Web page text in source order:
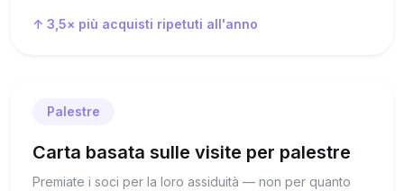
↑ 3,5× più acquisti ripetuti all'anno
Palestre
Carta basata sulle visite per palestre
Premiate i soci per la loro assiduità — non per quanto